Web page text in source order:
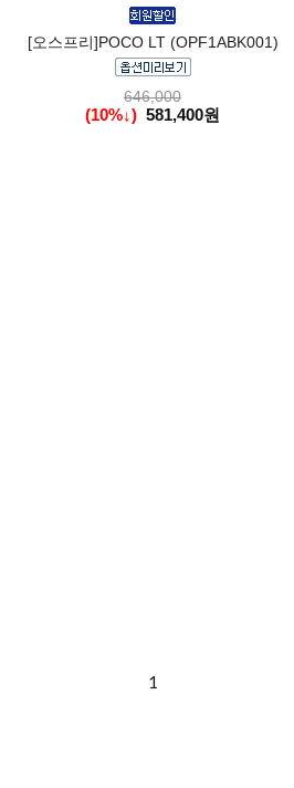
[오스프리]POCO LT (OPF1ABK001)
646,000
(10%↓) 581,400원
1